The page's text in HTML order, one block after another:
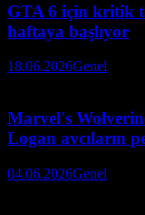
GTA 6 için kritik
haftaya başlıyor
18.06.2026Genel
Marvel's
Logan avcıların
04.06.2026Genel